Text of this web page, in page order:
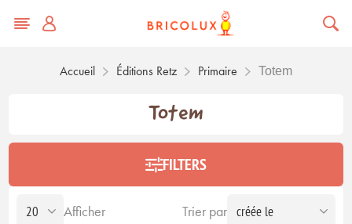
Accueil Éditions Retz Primaire Totem
Totem
FILTERS
Trier par
Afficher